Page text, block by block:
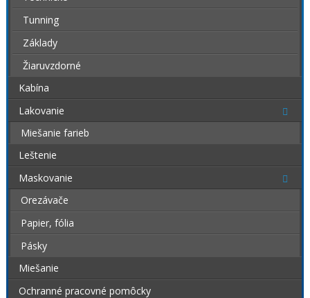
Tunning
Základy
Žiaruvzdorné
Kabína
Lakovanie
Miešanie farieb
Leštenie
Maskovanie
Orezávače
Papier, fólia
Pásky
Miešanie
Ochranné pracovné pomôcky